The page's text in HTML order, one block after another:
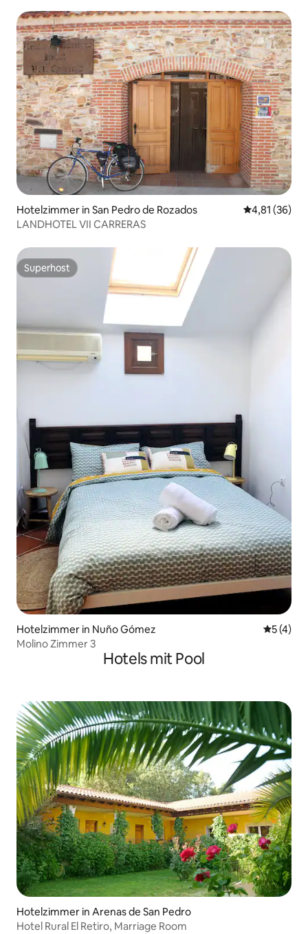
Hotelzimmer in San Pedro de Rozados
4,81 (36)
LANDHOTEL VII CARRERAS
Superhost
Superhost
Hotelzimmer in Nuño Gómez
5 (4)
Molino Zimmer 3
Hotels mit Pool
Hotelzimmer in Arenas de San Pedro
Hotel Rural El Retiro, Marriage Room